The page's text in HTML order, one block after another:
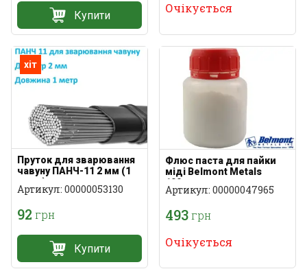
Купити
Очікується
хіт
Пруток для зварювання
чавуну ПАНЧ-11 2 мм (1
метр)
Артикул: 00000053130
92 грн
Купити
Флюс паста для пайки
міді Belmont Metals
100грам
Артикул: 00000047965
493грн
Очікується